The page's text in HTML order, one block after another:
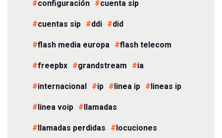
configuración
cuenta sip
cuentas sip
ddi
did
flash media europa
flash telecom
freepbx
grandstream
ia
internacional
ip linea ip
lineas ip
linea voip
llamadas
llamadas perdidas
locuciones